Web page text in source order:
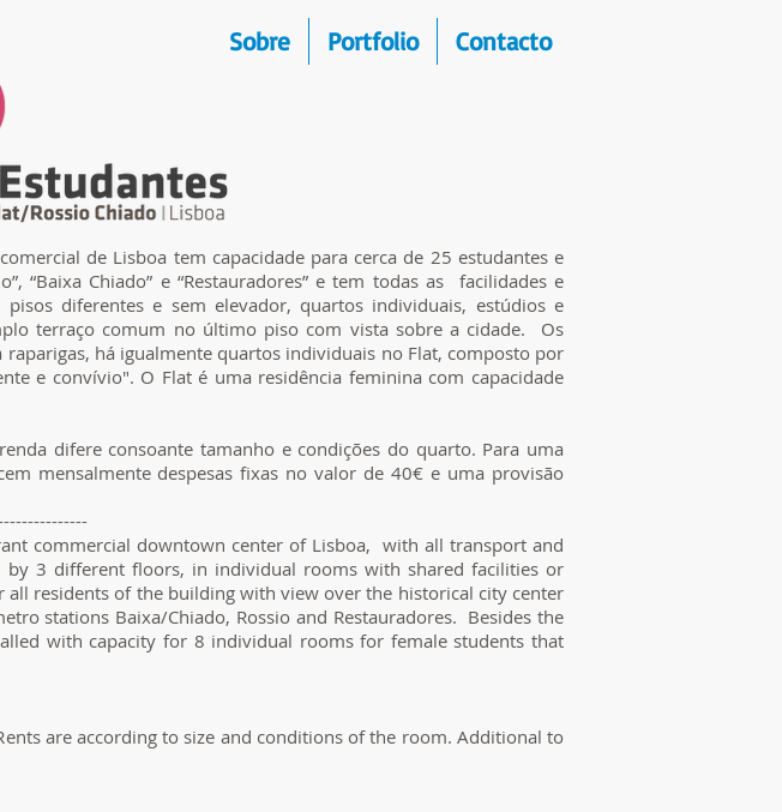
de Lisboa tem capacidade para cerca de 25 estudantes e
“Baixa Chiado” e “Restauradores” e tem todas as facilidades e
diferentes e sem elevador, quartos individuais, estúdios e
terraço comum no último piso com vista sobre a cidade. Os
há igualmente quartos individuais no Flat, composto por
e convívio". O Flat é uma residência feminina com capacidade
difere consoante tamanho e condições do quarto. Para uma
mensalmente despesas fixas no valor de 40€ e uma provisão
commercial downtown center of Lisboa, with all transport and
3 different floors, in individual rooms with shared facilities or
residents of the building with view over the historical city center
stations Baixa/Chiado, Rossio and Restauradores. Besides the
with capacity for 8 individual rooms for female students that
are according to size and conditions of the room. Additional to
Sobre Portfolio Contacto